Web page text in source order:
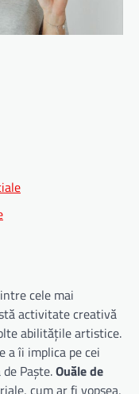
cele mai
activitate creativă
abilitățile artistice.
a îi implica pe cei
Paște.Ouăle de
cum ar fi vopsea,